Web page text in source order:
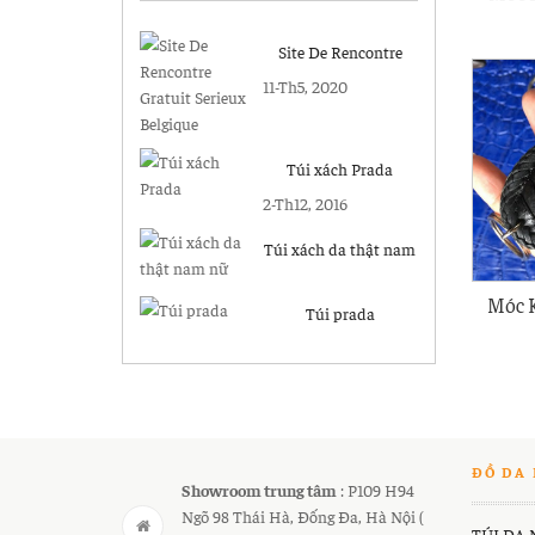
Móc
Site De Rencontre
Gratuit Serieux
11-Th5, 2020
Túi xách Prada
2-Th12, 2016
Túi xách da thật nam
Túi prada
Showroom trung tâm : P109 H94
Ngõ 98 Thái Hà, Đống Đa, Hà Nội (
ĐỒ DA